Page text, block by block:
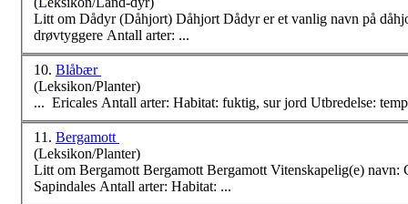
Litt om Dådyr (Dåhjort) Dåhjort Dådyr er et vanlig navn på dåhjort Vitenskapelig(e) navn: Dama dama Norsk(e) navn: dåhjort Hører til: ekte hjortedyr, hjortedyr,
drøvtyggere Antall arter: ...
10. Blåbær
(Leksikon/Planter)
... Ericales Antall arter
11. Bergamott
(Leksikon/Planter)
Litt om Bergamott Bergamott Bergamott Vitenskapelig(e) navn: Citrus aurantium ssp. bergamia Norsk(e) navn: bergamott Hører til: sitrusfrukt, rutefamilien,
Sapindales Antall arter : Habitat: ...